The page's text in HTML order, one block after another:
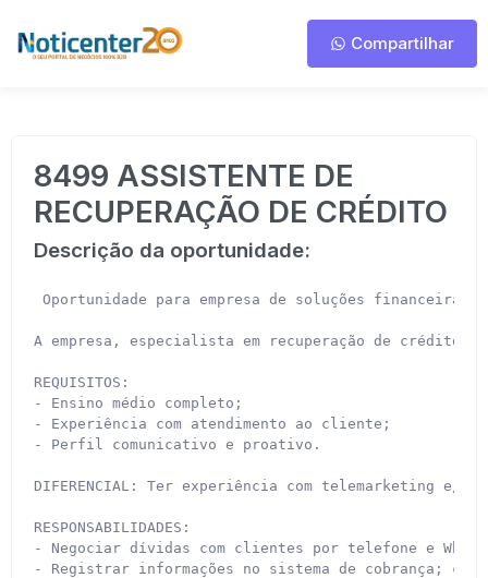
Compartilhar
8499 ASSISTENTE DE
RECUPERAÇÃO DE CRÉDITO
Descrição da oportunidade:
Oportunidade para empresa de soluções financeiras,
A empresa, especialista em recuperação de crédito,
REQUISITOS:
- Ensino médio completo;
- Experiência com atendimento ao cliente;
- Perfil comunicativo e proativo.
DIFERENCIAL: Ter experiência com telemarketing e/ou
RESPONSABILIDADES:
- Negociar dívidas com clientes por telefone e
- Registrar informações no sistema de cobrança;